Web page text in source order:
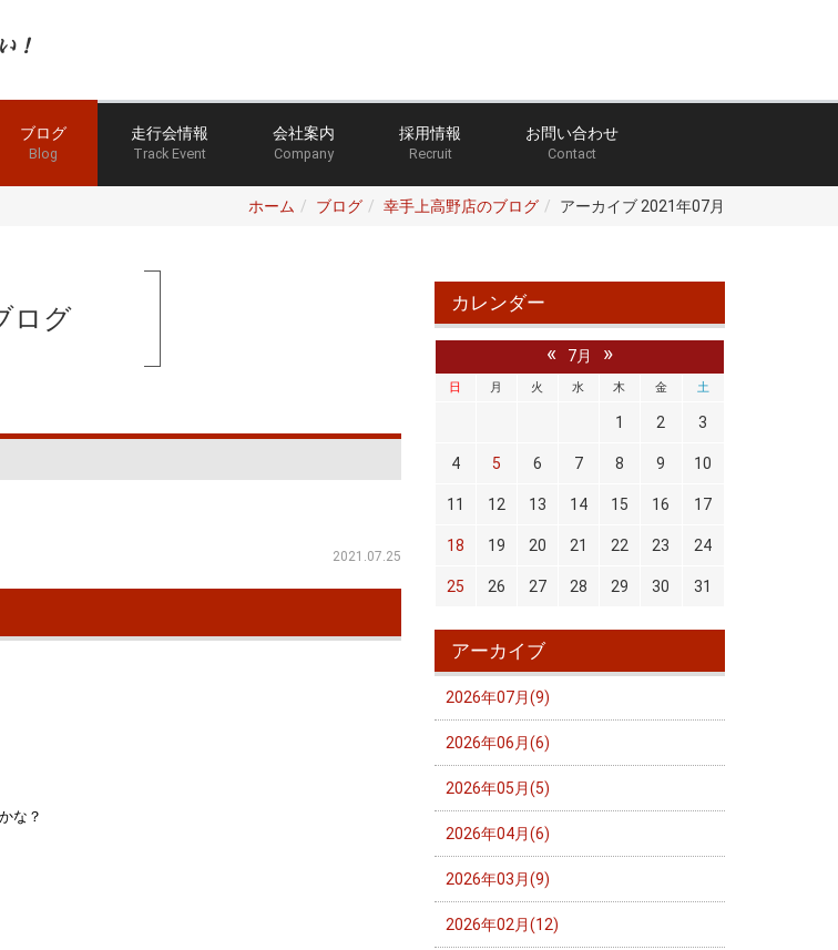
！
ブログ
Blog
走行会情報
Track Event
会社案内
Company
採用情報
Recruit
お問い合わせ
Contact
ホーム ブログ 幸手上高野店のブログ アーカイブ 2021年07月
ログ
2021.07.25
な？
カレンダー
« 7月 »
日 月 火 水 木 金 土
1 2 3
4 5 6 7 8 9 10
11 12 13 14 15 16 17
18 19 20 21 22 23 24
25 26 27 28 29 30 31
アーカイブ
2026年07月(9)
2026年06月(6)
2026年05月(5)
2026年04月(6)
2026年03月(9)
2026年02月(12)